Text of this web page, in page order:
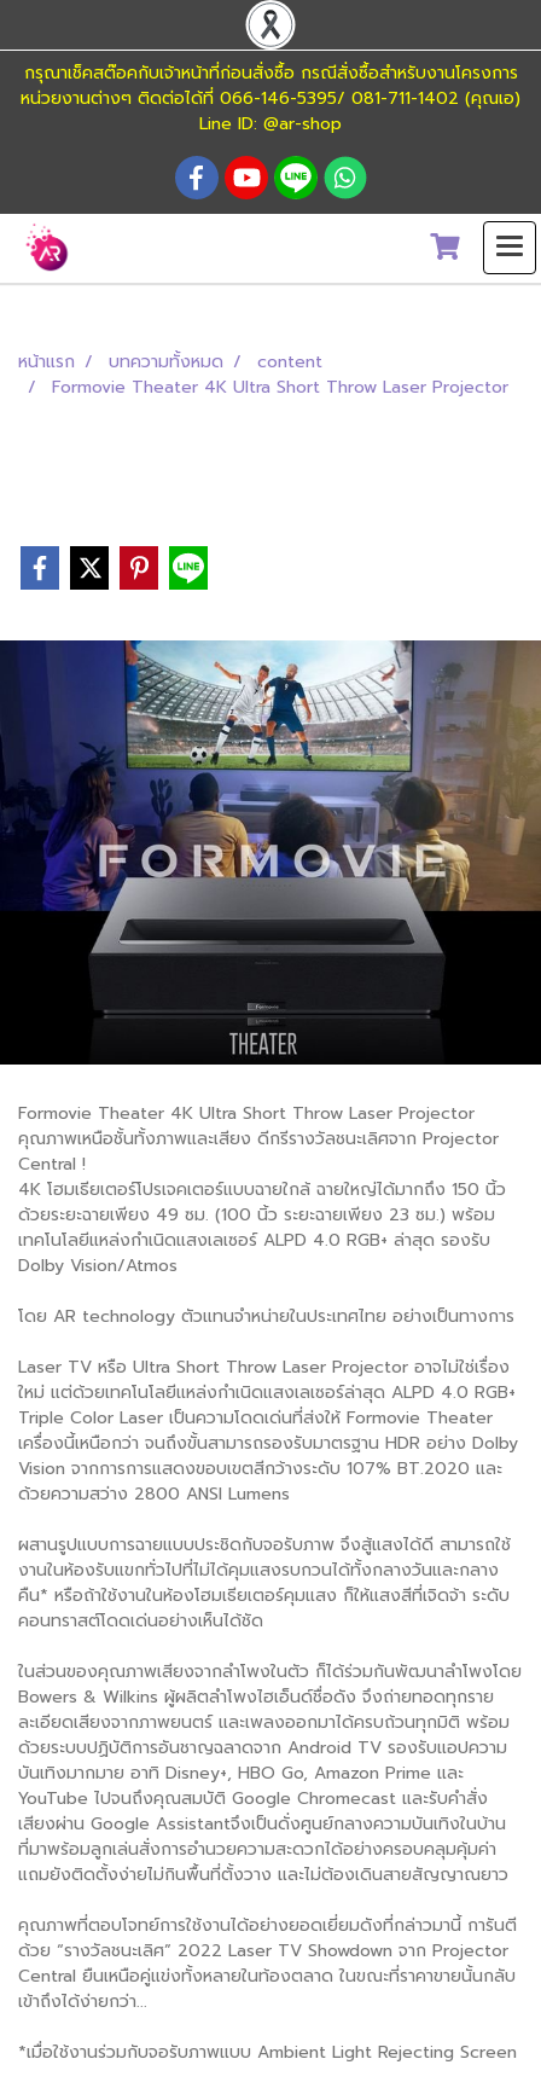
กรุณาเช็คสต๊อคกับเจ้าหน้าที่ก่อนสั่งซื้อ กรณีสั่งซื้อสำหรับงานโครงการ
หน่วยงานต่างๆ ติดต่อได้ที่ 066-146-5395/ 081-711-1402 (คุณเอ)
Line ID: @ar-shop
หน้าแรก บทความทั้งหมด
content
Formovie Theater 4K Ultra Short Throw Laser Projector
Formovie Theater 4K Ultra Short Throw Laser Projector
คุณภาพเหนือชั้นทั้งภาพและเสียง ดีกรีรางวัลชนะเลิศจาก Projector
Central !
4K โฮมเธียเตอร์โปรเจคเตอร์แบบฉายใกล้ ฉายใหญ่ได้มากถึง 150 นิ้ว
ด้วยระยะฉายเพียง 49 ซม. (100 นิ้ว ระยะฉายเพียง 23 ซม.) พร้อม
เทคโนโลยีแหล่งกำเนิดแสงเลเซอร์ ALPD 4.0 RGB+ ล่าสุด รองรับ
Dolby Vision/Atmos
โดย AR technology ตัวแทนจำหน่ายในประเทศไทย อย่างเป็นทางการ
Laser TV หรือ Ultra Short Throw Laser Projector อาจไม่ใช่เรื่อง
ใหม่ แต่ด้วยเทคโนโลยีแหล่งกำเนิดแสงเลเซอร์ล่าสุด ALPD 4.0 RGB+
Triple Color Laser เป็นความโดดเด่นที่ส่งให้ Formovie Theater
เครื่องนี้เหนือกว่า จนถึงขั้นสามารถรองรับมาตรฐาน HDR อย่าง Dolby
Vision จากการการแสดงขอบเขตสีกว้างระดับ 107% BT.2020 และ
ด้วยความสว่าง 2800 ANSI Lumens
ผสานรูปแบบการฉายแบบประชิดกับจอรับภาพ จึงสู้แสงได้ดี สามารถใช้
งานในห้องรับแขกทั่วไปที่ไม่ได้คุมแสงรบกวนได้ทั้งกลางวันและกลาง
คืน* หรือถ้าใช้งานในห้องโฮมเธียเตอร์คุมแสง ก็ให้แสงสีที่เจิดจ้า ระดับ
คอนทราสต์โดดเด่นอย่างเห็นได้ชัด
ในส่วนของคุณภาพเสียงจากลำโพงในตัว ก็ได้ร่วมกันพัฒนาลำโพงโดย
Bowers & Wilkins ผู้ผลิตลำโพงไฮเอ็นด์ชื่อดัง จึงถ่ายทอดทุกราย
ละเอียดเสียงจากภาพยนตร์ และเพลงออกมาได้ครบถ้วนทุกมิติ พร้อม
ด้วยระบบปฏิบัติการอันชาญฉลาดจาก Android TV รองรับแอปความ
บันเทิงมากมาย อาทิ Disney+, HBO Go, Amazon Prime และ
YouTube ไปจนถึงคุณสมบัติ Google Chromecast และรับคำสั่ง
เสียงผ่าน Google Assistantจึงเป็นดั่งศูนย์กลางความบันเทิงในบ้าน
ที่มาพร้อมลูกเล่นสั่งการอำนวยความสะดวกได้อย่างครอบคลุมคุ้มค่า
แถมยังติดตั้งง่ายไม่กินพื้นที่ตั้งวาง และไม่ต้องเดินสายสัญญาณยาว
คุณภาพที่ตอบโจทย์การใช้งานได้อย่างยอดเยี่ยมดังที่กล่าวมานี้ การันตี
ด้วย “รางวัลชนะเลิศ” 2022 Laser TV Showdown จาก Projector
Central ยืนเหนือคู่แข่งทั้งหลายในท้องตลาด ในขณะที่ราคาขายนั้นกลับ
เข้าถึงได้ง่ายกว่า...
*เมื่อใช้งานร่วมกับจอรับภาพแบบ Ambient Light Rejecting Screen